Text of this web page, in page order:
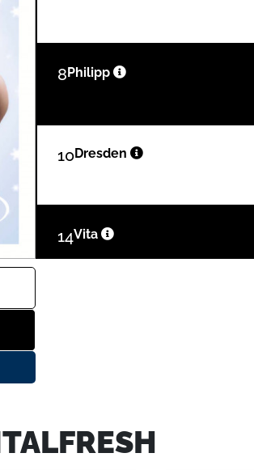
8Philipp
10Dresden
14Vita